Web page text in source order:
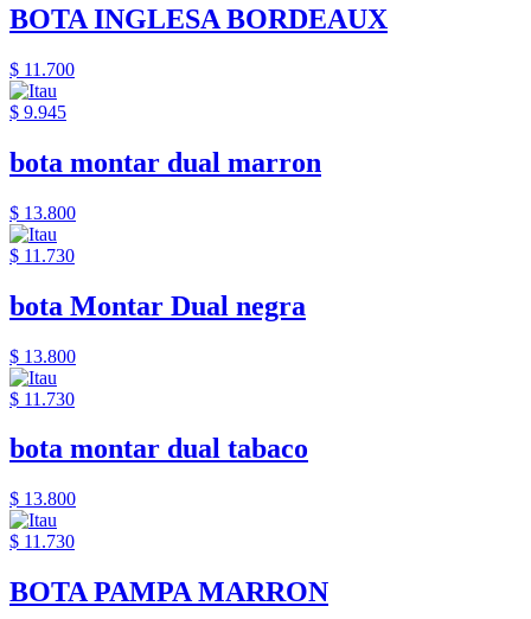
BOTA INGLESA BORDEAUX
$ 11.700
$ 9.945
bota montar dual marron
$ 13.800
$ 11.730
bota Montar Dual negra
$ 13.800
$ 11.730
bota montar dual tabaco
$ 13.800
$ 11.730
BOTA PAMPA MARRON